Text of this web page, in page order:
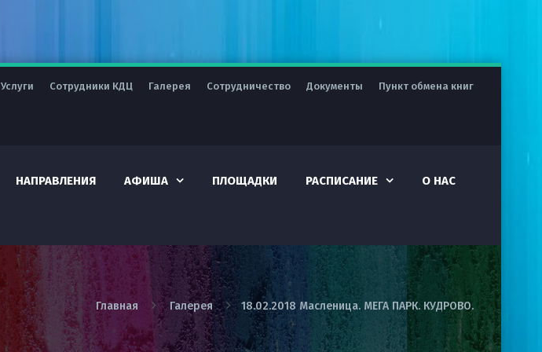
Услуги Сотрудники КДЦ Галерея Сотрудничество Документы Пункт обмена книг
НАПРАВЛЕНИЯ АФИША ПЛОЩАДКИ РАСПИСАНИЕ О НАС
Главная Галерея 18.02.2018 Масленица. МЕГА ПАРК. КУДРОВО.